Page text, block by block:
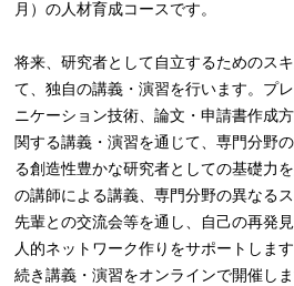
月）の人材育成コースです。
将来、研究者として自立するためのス
て、独自の講義・演習を行います。プ
ニケーション技術、論文・申請書作成
関する講義・演習を通じて、専門分野
る創造性豊かな研究者としての基礎力
の講師による講義、専門分野の異なる
先輩との交流会等を通し、自己の再発
人的ネットワーク作りをサポートしま
続き講義・演習をオンラインで開催しま